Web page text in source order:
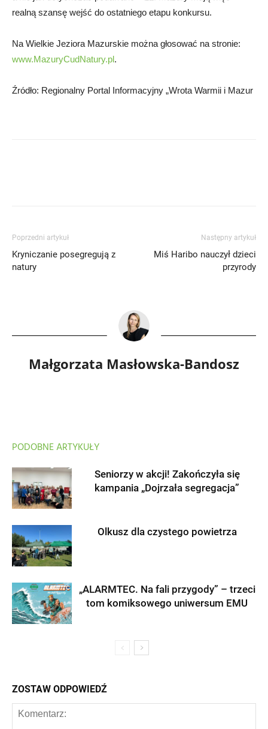
realną szansę wejść do ostatniego etapu konkursu.
Na Wielkie Jeziora Mazurskie można głosować na stronie:
www.MazuryCudNatury.pl.
Źródło: Regionalny Portal Informacyjny „Wrota Warmii i Mazur
Poprzedni artykuł
Kryniczanie posegregują z
natury
Następny artykuł
Miś Haribo nauczył dzieci
przyrody
Małgorzata Masłowska-Bandosz
PODOBNE ARTYKUŁY
Seniorzy w akcji! Zakończyła się
kampania „Dojrzała segregacja”
Olkusz dla czystego powietrza
„ALARMTEC. Na fali przygody” – trzeci
tom komiksowego uniwersum EMU
ZOSTAW ODPOWIEDŹ